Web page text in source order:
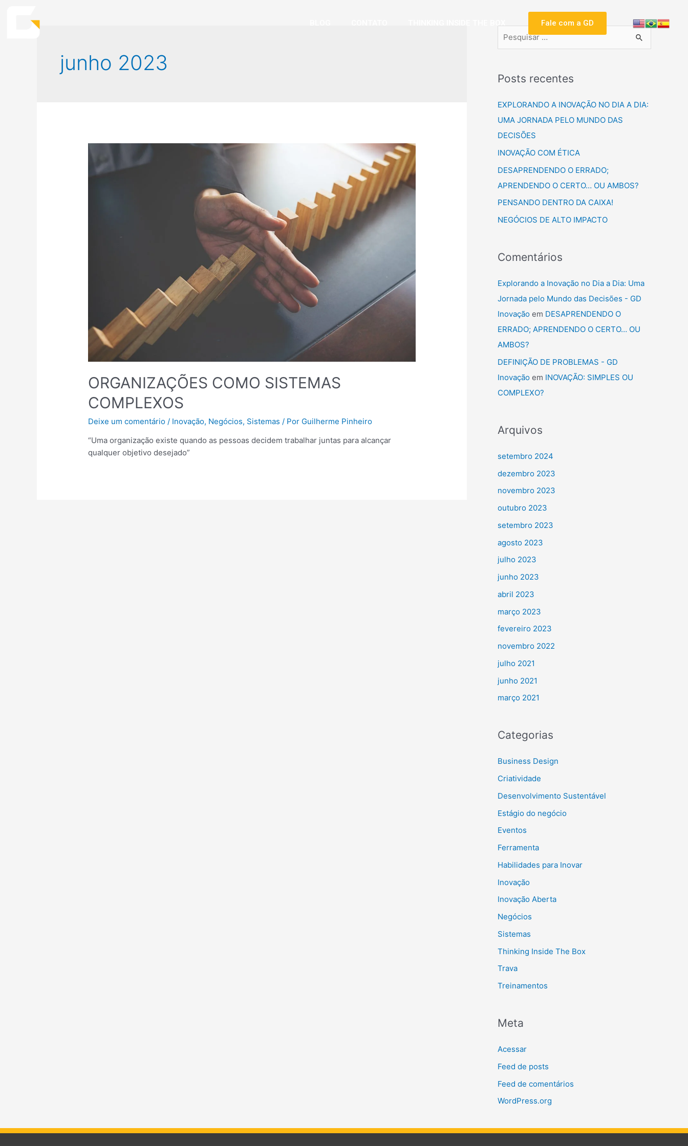
Fale com a GD
junho 2023
ORGANIZAÇÕES COMO SISTEMAS
COMPLEXOS
Deixe um comentário / Inovação, Negócios, Sistemas / Por Guilherme Pinheiro
“Uma organização existe quando as pessoas decidem trabalhar juntas para alcançar
qualquer objetivo desejado”
Posts recentes
EXPLORANDO A INOVAÇÃO NO DIA A DIA:
UMA JORNADA PELO MUNDO DAS
DECISÕES
INOVAÇÃO COM ÉTICA
DESAPRENDENDO O ERRADO;
APRENDENDO O CERTO… OU AMBOS?
PENSANDO DENTRO DA CAIXA!
NEGÓCIOS DE ALTO IMPACTO
Comentários
Explorando a Inovação no Dia a Dia: Uma
Jornada pelo Mundo das Decisões - GD
Inovação em DESAPRENDENDO O
ERRADO; APRENDENDO O CERTO… OU
AMBOS?
DEFINIÇÃO DE PROBLEMAS - GD
Inovação em INOVAÇÃO: SIMPLES OU
COMPLEXO?
Arquivos
setembro 2024
dezembro 2023
novembro 2023
outubro 2023
setembro 2023
agosto 2023
julho 2023
junho 2023
abril 2023
março 2023
fevereiro 2023
novembro 2022
julho 2021
junho 2021
março 2021
Categorias
Business Design
Criatividade
Desenvolvimento Sustentável
Estágio do negócio
Eventos
Ferramenta
Habilidades para Inovar
Inovação
Inovação Aberta
Negócios
Sistemas
Thinking Inside The Box
Trava
Treinamentos
Meta
Acessar
Feed de posts
Feed de comentários
WordPress.org